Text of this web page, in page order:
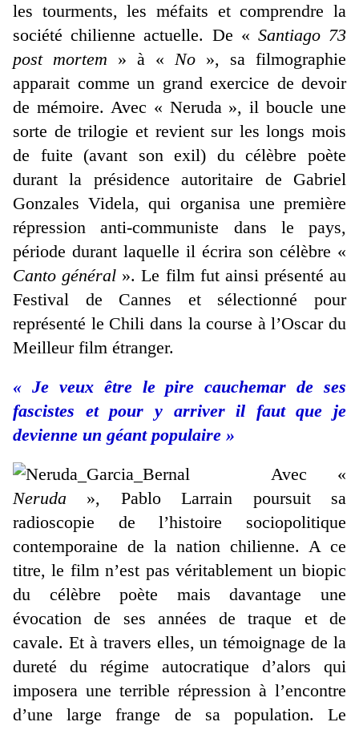
les tourments, les méfaits et comprendre la
société chilienne actuelle. De « Santiago 73
post mortem » à « No », sa filmographie
apparait comme un grand exercice de devoir
de mémoire. Avec « Neruda », il boucle une
sorte de trilogie et revient sur les longs mois
de fuite (avant son exil) du célèbre poète
durant la présidence autoritaire de Gabriel
Gonzales Videla, qui organisa une première
répression anti-communiste dans le pays,
période durant laquelle il écrira son célèbre «
Canto général ». Le film fut ainsi présenté au
Festival de Cannes et sélectionné pour
représenté le Chili dans la course à l’Oscar du
Meilleur film étranger.
« Je veux être le pire cauchemar de ses
fascistes et pour y arriver il faut que je
devienne un géant populaire »
Avec «
Neruda », Pablo Larrain poursuit sa
radioscopie de l’histoire sociopolitique
contemporaine de la nation chilienne. A ce
titre, le film n’est pas véritablement un biopic
du célèbre poète mais davantage une
évocation de ses années de traque et de
cavale. Et à travers elles, un témoignage de la
dureté du régime autocratique d’alors qui
imposera une terrible répression à l’encontre
d’une large frange de sa population. Le